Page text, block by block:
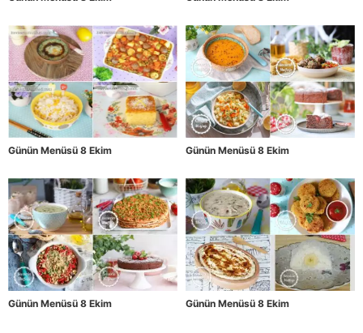
Günün Menüsü 8 Ekim Günün Menüsü 8 Ekim
Günün Menüsü 8 Ekim Günün Menüsü 8 Ekim